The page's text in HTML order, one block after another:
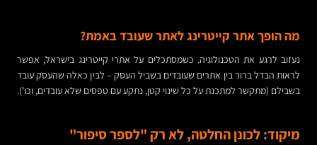
מה הופך אתר קייטרינג לאתר שעובד באמת?
נעזוב לרגע את הטכנולוגיה. כשמסתכלים על אתרי קייטרינג בישראל, אפשר
לראות הבדל ברור בין אתרים שעובדים בשביל העסק – לבין כאלה שהעסק עובד
בשבילם (מתקשר למתכנת על כל שינוי קטן, נתקע עם טפסים שלא עובדים, וכו’).
מיקוד: לכונן החלטה, לא רק "לספר סיפור"